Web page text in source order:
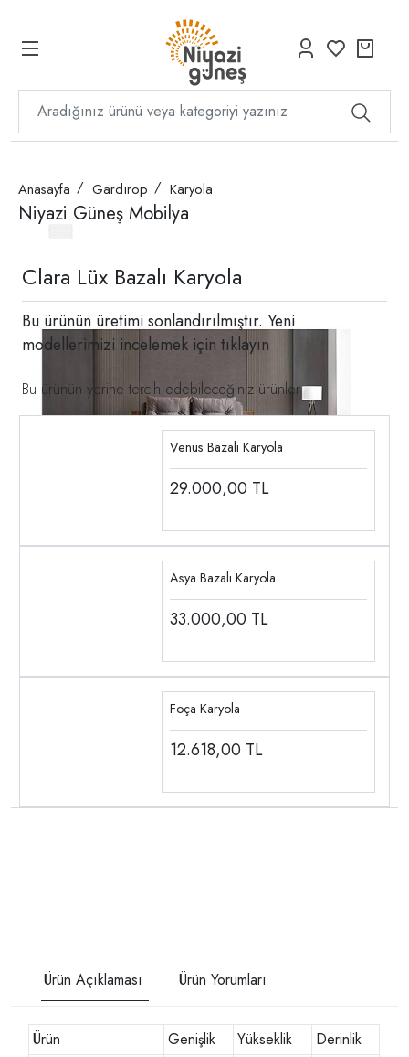
Anasayfa Gardırop Karyola
Niyazi Güneş Mobilya
Clara Lüx Bazalı Karyola
Bu ürünün üretimi sonlandırılmıştır. Yeni
modellerimizi incelemek için tıklayın
Bu ürünün yerine tercih edebileceğiniz ürünler
Venüs Bazalı Karyola
29.000,00 TL
Asya Bazalı Karyola
33.000,00 TL
Foça Karyola
12.618,00 TL
Ürün Açıklaması Ürün Yorumları
Ürün Genişlik Yükseklik
Derinlik